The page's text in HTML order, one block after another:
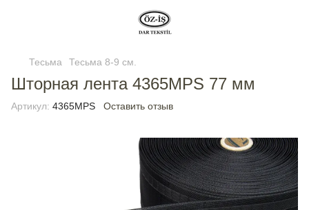
Тесьма Тесьма 8-9 см.
Шторная лента 4365MPS 77 мм
Артикул: 4365MPS Оставить отзыв